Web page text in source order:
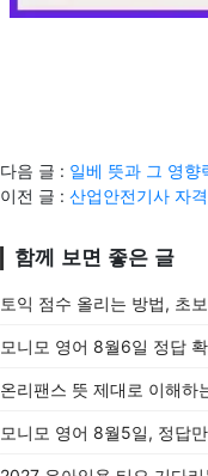
다음 글 : 일베 뜻과 그 영향
이전 글 : 산업안전기사 자
함께 보면 좋은 글
토익 점수 올리는 방법, 초
모니모 영어 8월6일 정답
온리팬스 뜻 제대로 이해하
모니모 영어 8월5일, 정답